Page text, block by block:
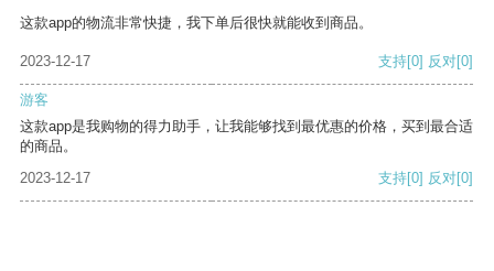
这款app的物流非常快捷，我下单后很快就能收到商品。
2023-12-17 支持[0] 反对[0]
游客
这款app是我购物的得力助手，让我能够找到最优惠的价格，买到最合适
的商品。
2023-12-17
支持[0] 反对[0]